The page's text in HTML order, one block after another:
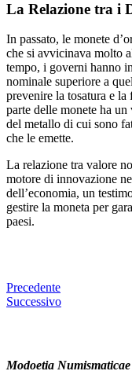
La Relazione tra i
In passato, le monete
che si avvicinava molto
tempo, i governi hanno
nominale superiore a
prevenire la tosatura e
parte delle monete ha
del metallo di cui sono
che le emette.
La relazione tra valore
motore di innovazione
dell’economia, un
gestire la moneta per
paesi.
Precedente
Successivo
Modoetia